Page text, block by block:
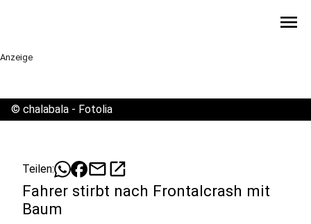
menu
Anzeige
© chalabala - Fotolia
Teilen: mailopen_in_new
Fahrer stirbt nach Frontalcrash mit
Baum